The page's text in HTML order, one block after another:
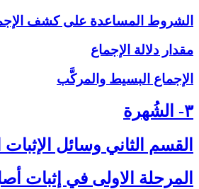
الشروط المساعدة على‏ كشف
مقدار دلالة الإجماع
الإجماع البسيط والمركَّب
۳- الشُهرة
القسم الثاني ‏وسائل الإثبات
المرحلة الاولى ‏في إثبات